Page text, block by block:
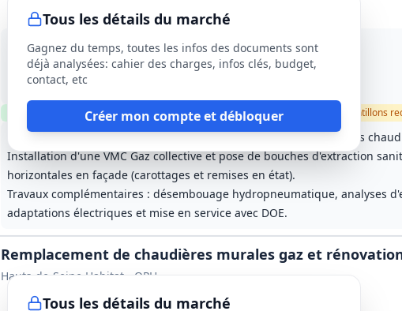
Tous les détails du marché
Gagnez du temps, toutes les infos des documents sont
déjà analysées: cahier des charges, infos clés, budget,
contact, etc
Créer mon compte et débloquer
Remplacement de 26 chaudières individuelles murales gaz par des
Installation d'une VMC Gaz collective et pose de bouches d'extraction
horizontales en façade (carottages et remises en état).
Travaux complémentaires : désembouage hydropneumatique, analyses
adaptations électriques et mise en service avec DOE.
9 sept. 2026
Montrouge (92)
4 mois (à compter de l'ordre de service)
Clause environnementale Clause sociale Visiterequise Échantillons
Tous les détails du marché
Remplacement de chaudières murales gaz et
Hauts-de-Seine Habitat - OPH